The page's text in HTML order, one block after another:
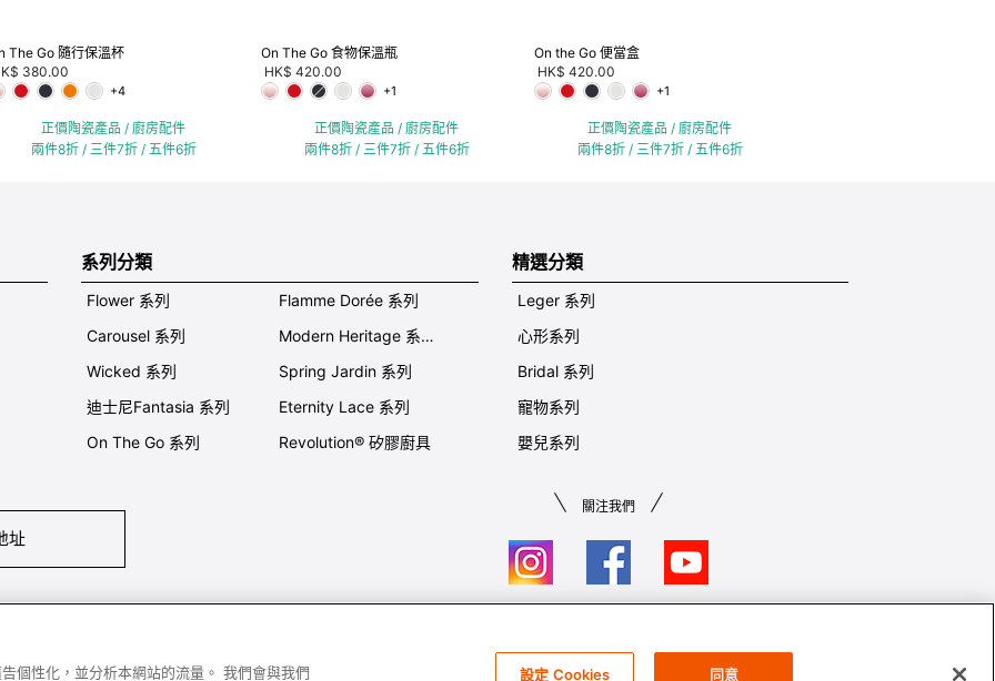
The Go 隨行保溫杯
380.00
+4
正價陶瓷產品 / 廚房配件
兩件8折 / 三件7折 / 五件6折
On The Go 食物保溫瓶
HK$ 420.00
+1
正價陶瓷產品 / 廚房配件
兩件8折 / 三件7折 / 五件6折
On the Go 便當盒
HK$ 420.00
+1
正價陶瓷產品 / 廚房配件
兩件8折 / 三件7折 / 五件6折
系列分類
Flower 系列
Carousel 系列
Wicked 系列
迪士尼Fantasia 系列
On The Go 系列
Flamme Dorée 系列
Modern Heritage 系列
Spring Jardin 系列
Eternity Lace 系列
Revolution® 矽膠廚具
精選分類
Leger 系列
心形系列
Bridal 系列
寵物系列
嬰兒系列
址
關注我們
個性化，並分析本網站的流量。 我們會與我們 設定 Cookies 同意